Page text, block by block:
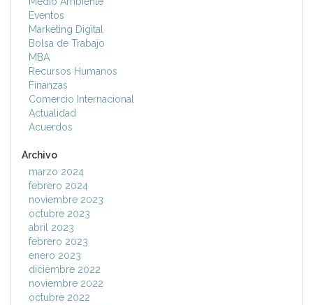
Eventos
Marketing Digital
Bolsa de Trabajo
MBA
Recursos Humanos
Finanzas
Comercio Internacional
Actualidad
Acuerdos
Archivo
marzo 2024
febrero 2024
noviembre 2023
octubre 2023
abril 2023
febrero 2023
enero 2023
diciembre 2022
noviembre 2022
octubre 2022